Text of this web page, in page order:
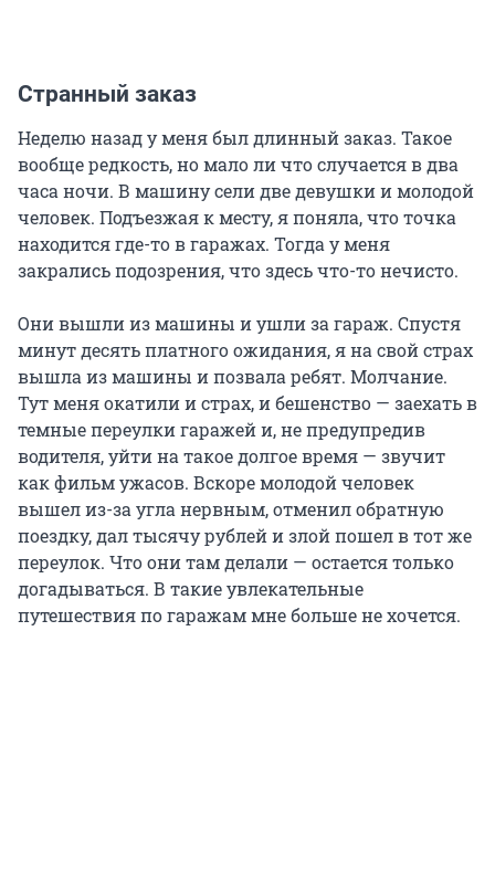
Странный заказ
Неделю назад у меня был длинный заказ. Такое
вообще редкость, но мало ли что случается в два
часа ночи. В машину сели две девушки и молодой
человек. Подъезжая к месту, я поняла, что точка
находится где-то в гаражах. Тогда у меня
закрались подозрения, что здесь что-то нечисто.
Они вышли из машины и ушли за гараж. Спустя
минут десять платного ожидания, я на свой страх
вышла из машины и позвала ребят. Молчание.
Тут меня окатили и страх, и бешенство — заехать в
темные переулки гаражей и, не предупредив
водителя, уйти на такое долгое время — звучит
как фильм ужасов. Вскоре молодой человек
вышел из-за угла нервным, отменил обратную
поездку, дал тысячу рублей и злой пошел в тот же
переулок. Что они там делали — остается только
догадываться. В такие увлекательные
путешествия по гаражам мне больше не хочется.